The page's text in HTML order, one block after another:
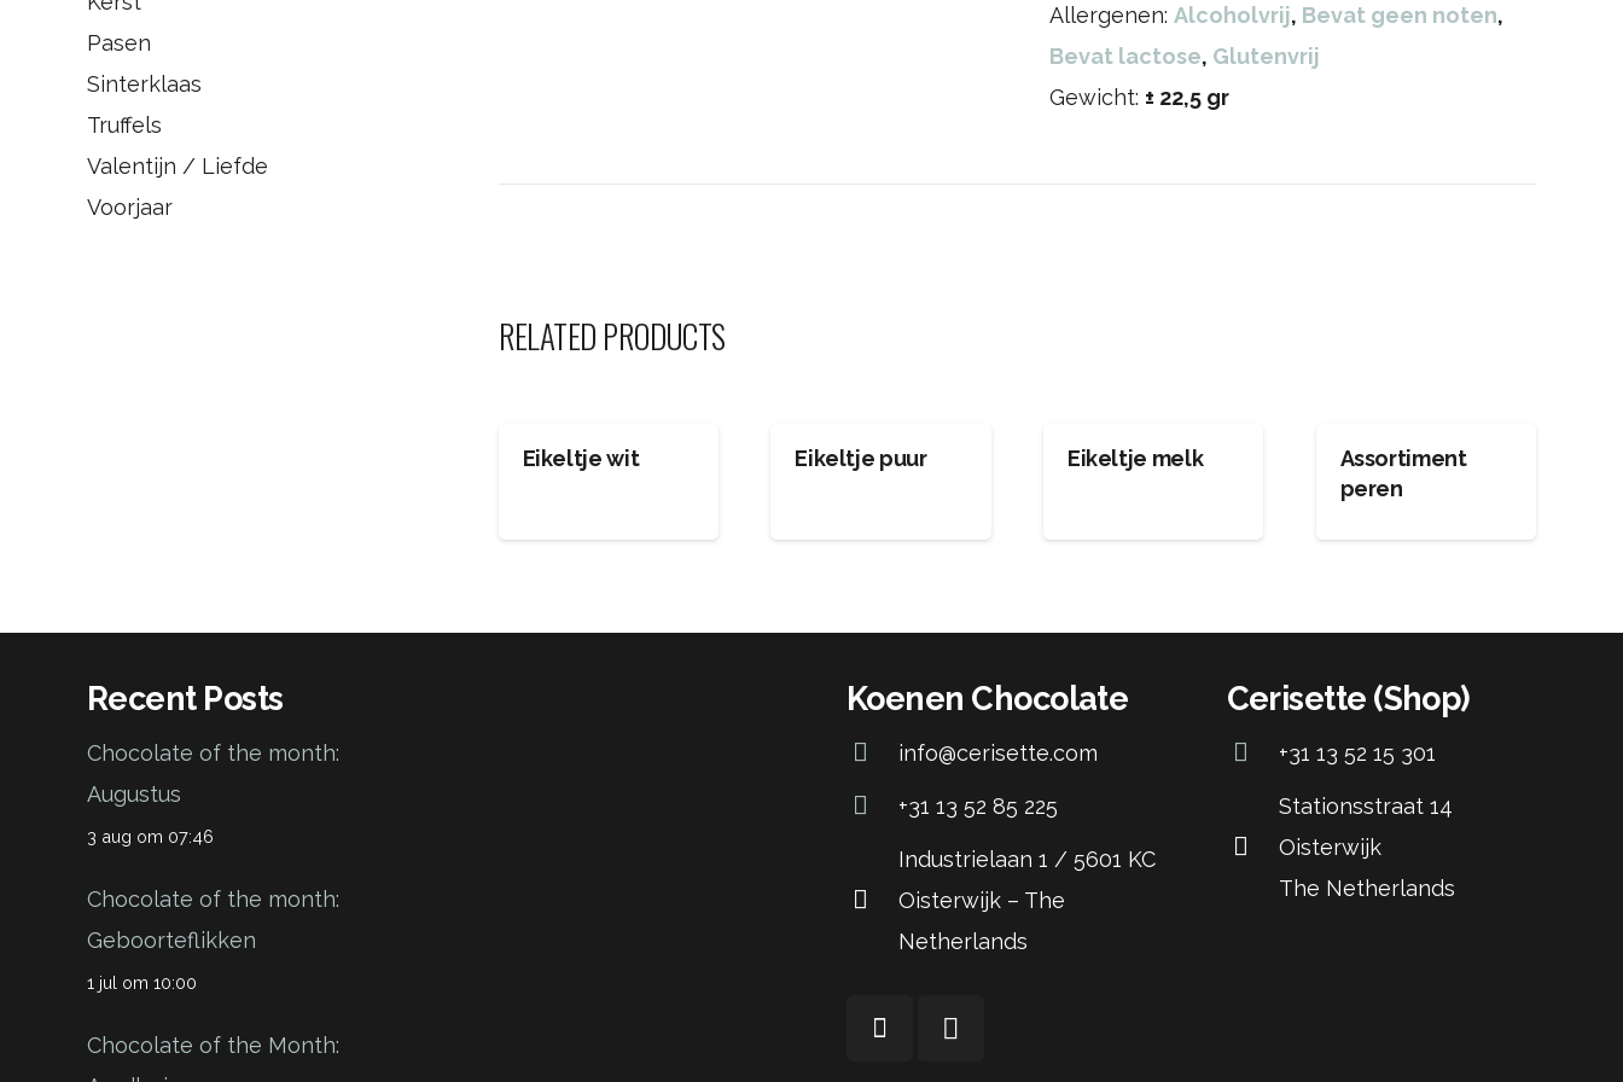
Pasen
Sinterklaas
Truffels
Valentijn / Liefde
Voorjaar
Allergenen:Alcoholvrij, Bevat geen noten,
Bevat lactose, Glutenvrij
Gewicht: ± 22,5 gr
RELATED PRODUCTS
Eikeltje wit Eikeltje puur Eikeltje melk
Assortiment
peren
Recent Posts
Chocolate of the month:
Augustus
3 aug om 07:46
Chocolate of the month:
Geboorteflikken
1 jul om 10:00
Chocolate of the Month:
Koenen Chocolate
info@cerisette.com
+31 13 52 85 225
Industrielaan 1 / 5601 KC
Oisterwijk – The
Netherlands
Cerisette (Shop)
+31 13 52 15 301
Stationsstraat 14
Oisterwijk
The Netherlands